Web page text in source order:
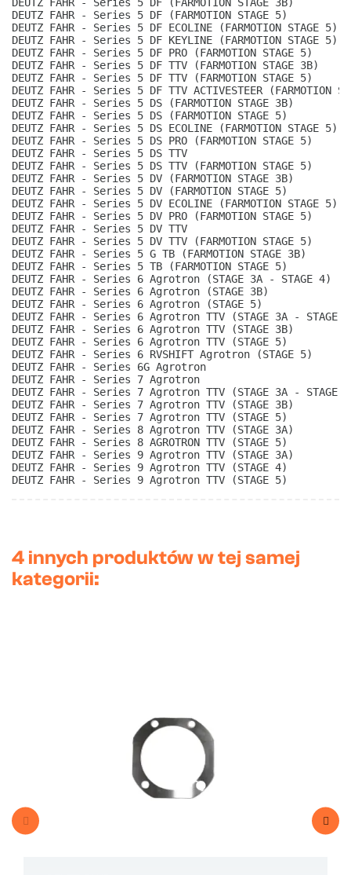
DEUTZ FAHR - Series 5 DF (FARMOTION STAGE 5)
DEUTZ FAHR - Series 5 DF ECOLINE (FARMOTION STAGE 5)
DEUTZ FAHR - Series 5 DF KEYLINE (FARMOTION STAGE 5)
DEUTZ FAHR - Series 5 DF PRO (FARMOTION STAGE 5)
DEUTZ FAHR - Series 5 DF TTV (FARMOTION STAGE 3B)
DEUTZ FAHR - Series 5 DF TTV (FARMOTION STAGE 5)
DEUTZ FAHR - Series 5 DF TTV ACTIVESTEER (FARMOTION
DEUTZ FAHR - Series 5 DS (FARMOTION STAGE 3B)
DEUTZ FAHR - Series 5 DS (FARMOTION STAGE 5)
DEUTZ FAHR - Series 5 DS ECOLINE (FARMOTION STAGE 5)
DEUTZ FAHR - Series 5 DS PRO (FARMOTION STAGE 5)
DEUTZ FAHR - Series 5 DS TTV
DEUTZ FAHR - Series 5 DS TTV (FARMOTION STAGE 5)
DEUTZ FAHR - Series 5 DV (FARMOTION STAGE 3B)
DEUTZ FAHR - Series 5 DV (FARMOTION STAGE 5)
DEUTZ FAHR - Series 5 DV ECOLINE (FARMOTION STAGE 5)
DEUTZ FAHR - Series 5 DV PRO (FARMOTION STAGE 5)
DEUTZ FAHR - Series 5 DV TTV
DEUTZ FAHR - Series 5 DV TTV (FARMOTION STAGE 5)
DEUTZ FAHR - Series 5 G TB (FARMOTION STAGE 3B)
DEUTZ FAHR - Series 5 TB (FARMOTION STAGE 5)
DEUTZ FAHR - Series 6 Agrotron (STAGE 3A - STAGE 4)
DEUTZ FAHR - Series 6 Agrotron (STAGE 3B)
DEUTZ FAHR - Series 6 Agrotron (STAGE 5)
DEUTZ FAHR - Series 6 Agrotron TTV (STAGE 3A - STAGE
DEUTZ FAHR - Series 6 Agrotron TTV (STAGE 3B)
DEUTZ FAHR - Series 6 Agrotron TTV (STAGE 5)
DEUTZ FAHR - Series 6 RVSHIFT Agrotron (STAGE 5)
DEUTZ FAHR - Series 6G Agrotron
DEUTZ FAHR - Series 7 Agrotron
DEUTZ FAHR - Series 7 Agrotron TTV (STAGE 3A - STAGE
DEUTZ FAHR - Series 7 Agrotron TTV (STAGE 3B)
DEUTZ FAHR - Series 7 Agrotron TTV (STAGE 5)
DEUTZ FAHR - Series 8 Agrotron TTV (STAGE 3A)
DEUTZ FAHR - Series 8 AGROTRON TTV (STAGE 5)
DEUTZ FAHR - Series 9 Agrotron TTV (STAGE 3A)
DEUTZ FAHR - Series 9 Agrotron TTV (STAGE 4)
DEUTZ FAHR - Series 9 Agrotron TTV (STAGE 5)
4 innych produktów w tej samej
kategorii: